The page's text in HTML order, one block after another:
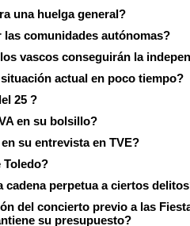
una huelga general?
las comunidades autónomas?
vascos conseguirán la
actual en poco tiempo?
25 ?
en su bolsillo?
su entrevista en TVE?
Toledo?
cadena perpetua a ciertos
del concierto previo a las
su presupuesto?